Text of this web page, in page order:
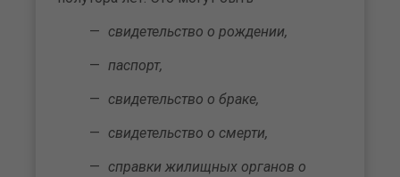
свидетельство о рождении,
паспорт,
свидетельство о браке,
свидетельство о смерти,
справки жилищных органов о